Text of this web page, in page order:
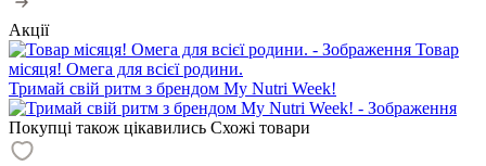
Акції
Товар
місяця! Омега для всієї родини.
Тримай свій ритм з брендом My Nutri Week!
Покупці також цікавились Схожі товари